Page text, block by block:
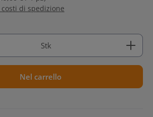
di spedizione
inserisci la quantità
Stk
Nel carrello